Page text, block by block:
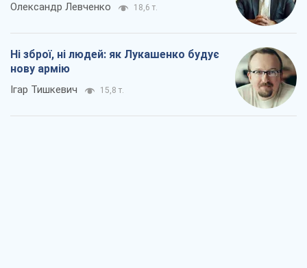
Олександр Левченко 18,6 т.
Ні зброї, ні людей: як Лукашенко будує
нову армію
Ігар Тишкевич 15,8 т.